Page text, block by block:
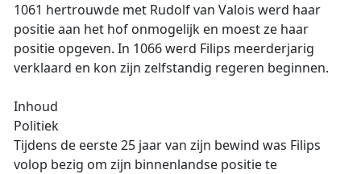
1061 hertrouwde met Rudolf van Valois werd haar
positie aan het hof onmogelijk en moest ze haar
positie opgeven. In 1066 werd Filips meerderjarig
verklaard en kon zijn zelfstandig regeren beginnen.
Inhoud
Politiek
Tijdens de eerste 25 jaar van zijn bewind was Filips
volop bezig om zijn binnenlandse positie te